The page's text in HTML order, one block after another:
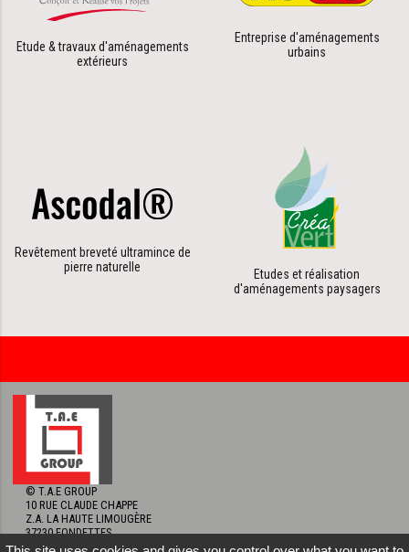
Etude & travaux d'aménagements
extérieurs
Entreprise d'aménagements
urbains
Revêtement breveté ultramince de
pierre naturelle
Etudes et réalisation
d'aménagements paysagers
© T.A.E GROUP
10 RUE CLAUDE CHAPPE
Z.A. LA HAUTE LIMOUGÈRE
37230 FONDETTES
TÉL. 02 47 39 99 84
FACEBOOK